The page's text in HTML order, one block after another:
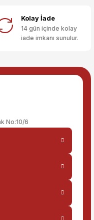
Kolay İade
14 gün içinde kolay
iade imkanı sunulur.
No:10/6